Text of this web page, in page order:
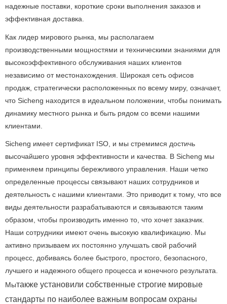
надежные поставки, короткие сроки выполнения заказов и
эффективная доставка.
Как лидер мирового рынка, мы располагаем
производственными мощностями и техническими знаниями для
высокоэффективного обслуживания наших клиентов
независимо от местонахождения. Широкая сеть офисов
продаж, стратегически расположенных по всему миру, означает,
что Sicheng находится в идеальном положении, чтобы понимать
динамику местного рынка и быть рядом со всеми нашими
клиентами.
Sicheng имеет сертификат ISO, и мы стремимся достичь
высочайшего уровня эффективности и качества.
В Sicheng мы
применяем принципы бережливого управления.
Наши четко
определенные процессы связывают наших сотрудников и
деятельность с нашими клиентами. Это приводит к тому, что все
виды деятельности разрабатываются и связываются таким
образом, чтобы производить именно то, что хочет заказчик.
Наши сотрудники имеют очень высокую квалификацию.
Мы
активно призываем их постоянно улучшать свой рабочий
процесс, добиваясь более быстрого, простого, безопасного,
лучшего и надежного общего процесса и конечного результата.
Мытакже установили собственные строгие мировые
стандарты по наиболее важным вопросам охраны